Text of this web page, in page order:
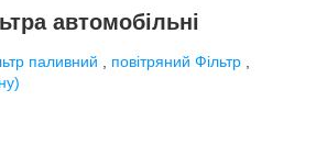
автомобільні
паливний повітряний Фільтр